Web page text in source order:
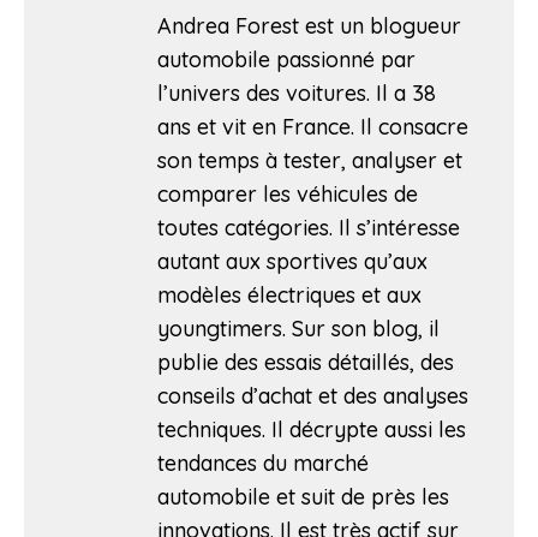
Andrea Forest est un blogueur
automobile passionné par
l’univers des voitures. Il a 38
ans et vit en France. Il consacre
son temps à tester, analyser et
comparer les véhicules de
toutes catégories. Il s’intéresse
autant aux sportives qu’aux
modèles électriques et aux
youngtimers. Sur son blog, il
publie des essais détaillés, des
conseils d’achat et des analyses
techniques. Il décrypte aussi les
tendances du marché
automobile et suit de près les
innovations. Il est très actif sur